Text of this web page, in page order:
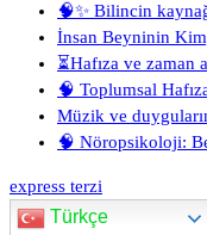
🧠✨ Bilincin
İnsan Beyninin
⏳Hafıza ve zaman
🧠 Toplumsal
Müzik ve
🧠 Nöropsikoloji:
express terzi
Türkçe